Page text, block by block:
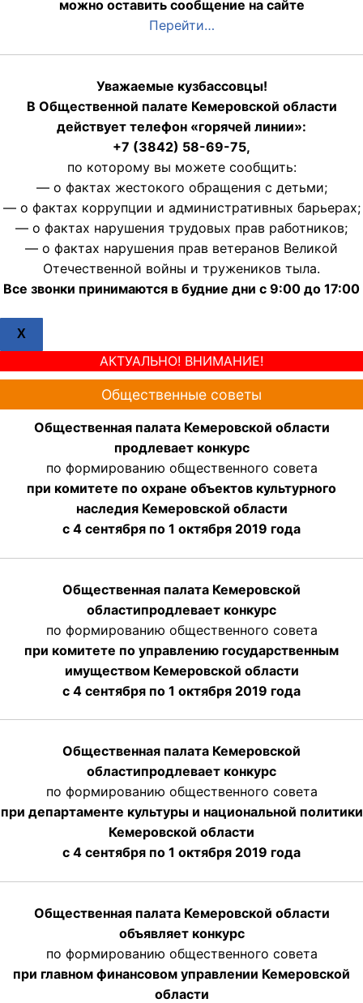
можно оставить сообщение на сайте
Перейти…
Уважаемые кузбассовцы!
В Общественной палате Кемеровской области
действует телефон «горячей линии»:
+7 (3842) 58-69-75,
по которому вы можете сообщить:
— о фактах жестокого обращения с детьми;
— о фактах коррупции и административных барьерах;
— о фактах нарушения трудовых прав работников;
— о фактах нарушения прав ветеранов Великой
Отечественной войны и тружеников тыла.
Все звонки принимаются в будние дни с 9:00 до 17:00
X
АКТУАЛЬНО! ВНИМАНИЕ!
Общественные советы
Общественная палата Кемеровской области
продлевает конкурс
по формированию общественного совета
при комитете по охране объектов культурного
наследия Кемеровской области
с 4 сентября по 1 октября 2019 года
Общественная палата Кемеровской
областипродлевает конкурс
по формированию общественного совета
при комитете по управлению государственным
имуществом Кемеровской области
с 4 сентября по 1 октября 2019 года
Общественная палата Кемеровской
областипродлевает конкурс
по формированию общественного совета
при департаменте культуры и национальной политики
Кемеровской области
с 4 сентября по 1 октября 2019 года
Общественная палата Кемеровской области
объявляет конкурс
по формированию общественного совета
при главном финансовом управлении Кемеровской
области